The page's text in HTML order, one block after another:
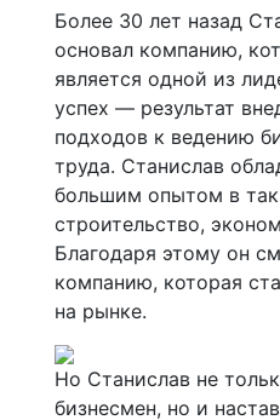
Более 30 лет назад
основал компанию,
является одной из
успех — результат
подходов к ведению
труда. Станислав
большим опытом в
строительство,
Благодаря этому он
компанию, которая
на рынке.
Но Станислав не
бизнесмен, но и